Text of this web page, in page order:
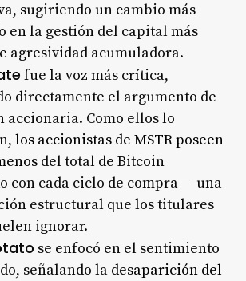
sugiriendo un cambio más
en la gestión del capital más
agresividad acumuladora.
fue la voz más crítica,
directamente el argumento de
accionaria. Como ellos lo
los accionistas de MSTR poseen
del total de Bitcoin
con cada ciclo de compra — una
estructural que los titulares
ignorar.
se enfocó en el sentimiento
señalando la desaparición del